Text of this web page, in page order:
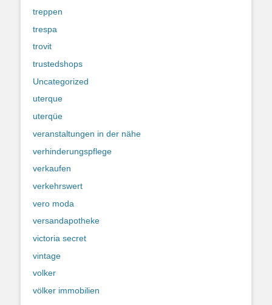
treppen
trespa
trovit
trustedshops
Uncategorized
uterque
uterqüe
veranstaltungen in der nähe
verhinderungspflege
verkaufen
verkehrswert
vero moda
versandapotheke
victoria secret
vintage
volker
völker immobilien